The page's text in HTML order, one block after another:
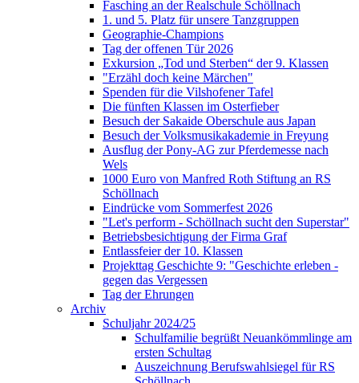
Fasching an der Realschule Schöllnach
1. und 5. Platz für unsere Tanzgruppen
Geographie-Champions
Tag der offenen Tür 2026
Exkursion „Tod und Sterben“ der 9. Klassen
"Erzähl doch keine Märchen"
Spenden für die Vilshofener Tafel
Die fünften Klassen im Osterfieber
Besuch der Sakaide Oberschule aus Japan
Besuch der Volksmusikakademie in Freyung
Ausflug der Pony-AG zur Pferdemesse nach
Wels
1000 Euro von Manfred Roth Stiftung an RS
Schöllnach
Eindrücke vom Sommerfest 2026
"Let's perform - Schöllnach sucht den Superstar"
Betriebsbesichtigung der Firma Graf
Entlassfeier der 10. Klassen
Projekttag Geschichte 9: "Geschichte erleben -
gegen das Vergessen
Tag der Ehrungen
Archiv
Schuljahr 2024/25
Schulfamilie begrüßt Neuankömmlinge am
ersten Schultag
Auszeichnung Berufswahlsiegel für RS